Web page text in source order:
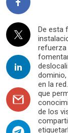
De esta
refuerza
en la
que
de los